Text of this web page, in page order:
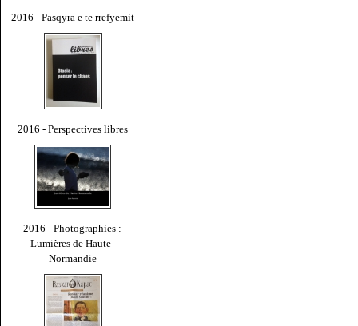
2016 - Pasqyra e te rrefyemit
2016 - Perspectives libres
2016 - Photographies :
Lumières de Haute-
Normandie